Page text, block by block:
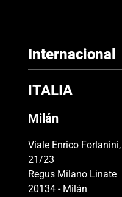
Internacional
ITALIA
Milán
Viale Enrico Forlanini,
21/23
Regus Milano Linate
20134 - Milán